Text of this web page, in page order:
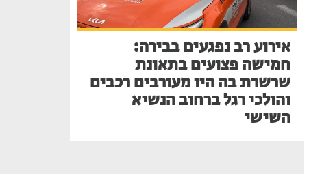
אירוע רב נפגעים בבירה:
חמישה פצועים בתאונת
שרשרת בה היו מעורבים רכבים
והולכי רגל ברחוב הנשיא
השישי